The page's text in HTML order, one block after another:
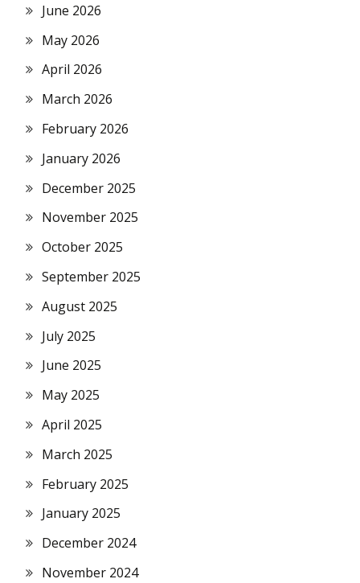
June 2026
May 2026
April 2026
March 2026
February 2026
January 2026
December 2025
November 2025
October 2025
September 2025
August 2025
July 2025
June 2025
May 2025
April 2025
March 2025
February 2025
January 2025
December 2024
November 2024